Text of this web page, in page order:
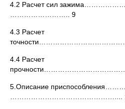
4.2 Расчет сил
…………………….. 9
4.3 Расчет
4.4 Расчет
5.Описание
………………………………………....